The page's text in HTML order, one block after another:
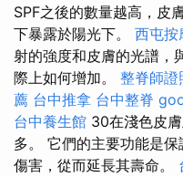
SPF之後的數量越高，皮
下暴露於陽光下。 西屯按
射的強度和皮膚的光譜，
際上如何增加。 整脊師證
薦 台中推拿 台中整脊
台中養生館 30在淺色皮
多。 它們的主要功能是
傷害，從而延長其壽命。